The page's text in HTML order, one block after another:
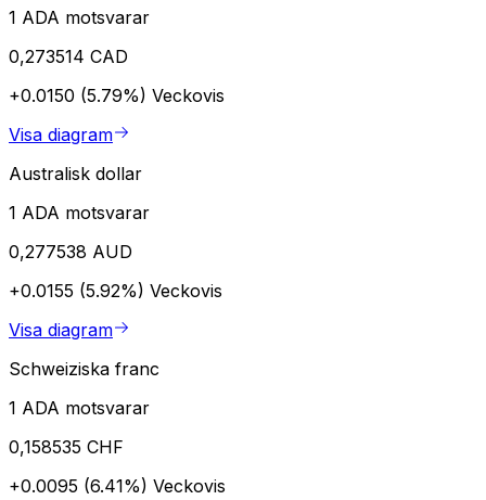
1 ADA motsvarar
0,273514 CAD
+0.0150 (5.79%) Veckovis
Visa diagram
Australisk dollar
1 ADA motsvarar
0,277538 AUD
+0.0155 (5.92%) Veckovis
Visa diagram
Schweiziska franc
1 ADA motsvarar
0,158535 CHF
+0.0095 (6.41%) Veckovis